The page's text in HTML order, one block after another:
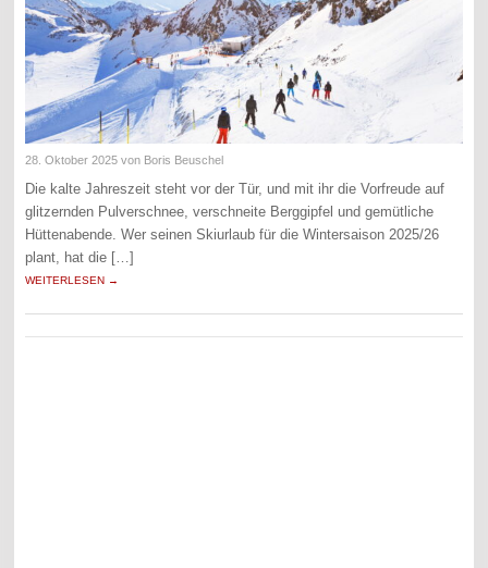
28. Oktober 2025 von Boris Beuschel
Die kalte Jahreszeit steht vor der Tür, und mit ihr die Vorfreude auf
glitzernden Pulverschnee, verschneite Berggipfel und gemütliche
Hüttenabende. Wer seinen Skiurlaub für die Wintersaison 2025/26
plant, hat die […]
WEITERLESEN →